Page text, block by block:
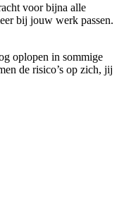
voor bijna alle
bij jouw werk passen.
oplopen in sommige
de risico’s op zich, jij